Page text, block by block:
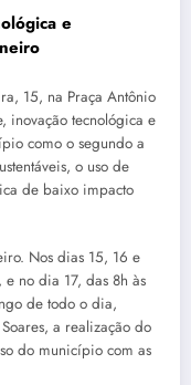
e
15, na Praça Antônio
inovação tecnológica e
como o segundo a
o uso de
de baixo impacto
Nos dias 15, 16 e
e no dia 17, das 8h às
de todo o dia,
a realização do
do município com as